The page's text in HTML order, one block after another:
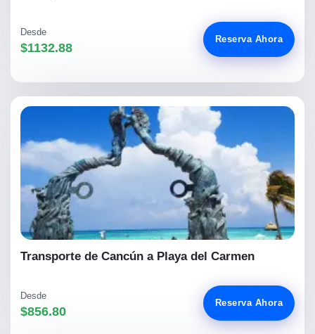
Desde
$1132.88
Reserva Ahora
Transporte de Cancún a Playa del Carmen
Desde
$856.80
Reserva Ahora